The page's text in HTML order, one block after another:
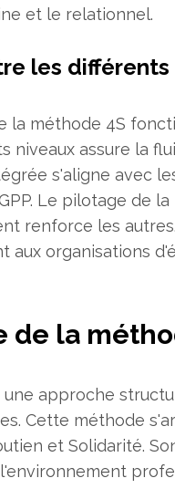
et le relationnel.
les
la méthode 4S
niveaux assure la
s'aligne avec
Le pilotage de
renforce les
aux organisations
de la
approche
Cette méthode
et Solidarité.